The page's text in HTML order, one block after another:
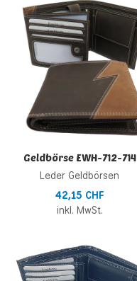
Geldbörse EWH-712-714
Leder Geldbörsen
42,15 CHF
inkl. MwSt.